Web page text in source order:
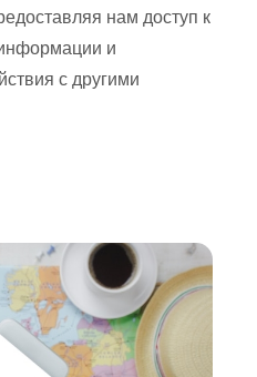
нам доступ к
и
с другими